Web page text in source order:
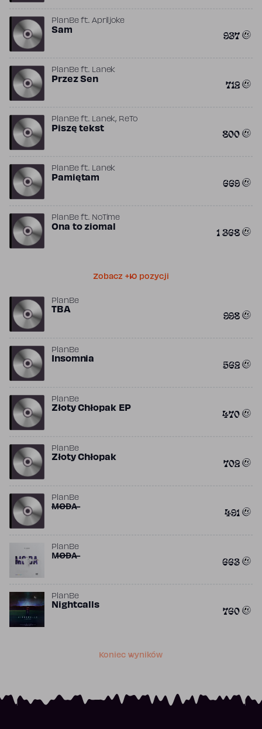
PlanBeft. Apriljoke
Sam 937
PlanBeft. Lanek
Przez Sen 712
PlanBeft. Lanek, ReTo
Piszę tekst 800
PlanBeft. Lanek
Pamiętam 669
PlanBeft. NoTime
Ona to ziomal 1 368
Zobacz +10 pozycji
PlanBe
TBA 998
PlanBe
Insomnia 562
PlanBe
Złoty Chłopak EP 470
PlanBe
Złoty Chłopak 702
PlanBe
̶M̶O̶D̶A̶ 491
PlanBe
M̶O̶D̶A̶ 663
PlanBe
Nightcalls 760
Koniec wyników